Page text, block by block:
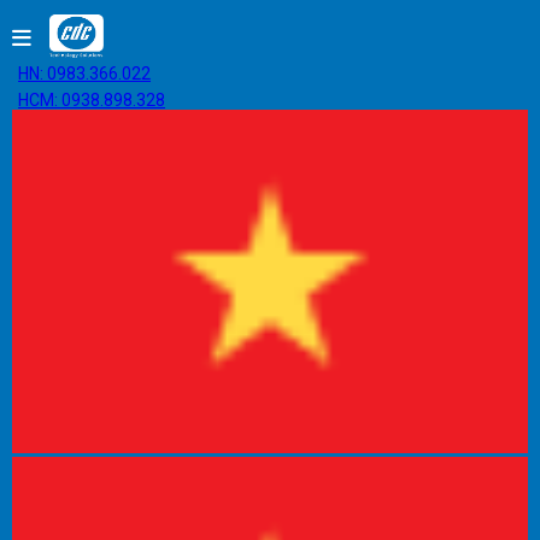
HN: 0983.366.022
HCM: 0938.898.328